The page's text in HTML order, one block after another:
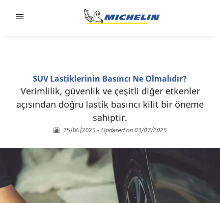
SUV Lastiklerinin Basıncı Ne Olmalıdır?
Verimlilik, güvenlik ve çeşitli diğer etkenler
açısından doğru lastik basıncı kilit bir öneme
sahiptir.
25/06/2025 - Updated on 03/07/2025